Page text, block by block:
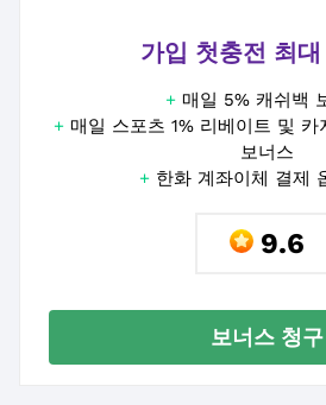
가입 첫충전 최
+ 매일 5% 캐쉬백
+ 매일 스포츠 1% 리베이트 및
보너스
+ 한화 계좌이체 결제
9.6
보너스 청구